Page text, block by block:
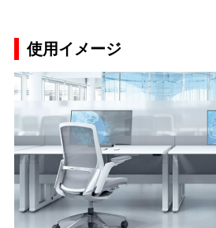
使用イメージ